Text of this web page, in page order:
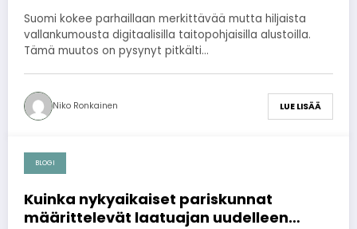
Suomi kokee parhaillaan merkittävää mutta hiljaista
vallankumousta digitaalisilla taitopohjaisilla alustoilla.
Tämä muutos on pysynyt pitkälti…
Niko Ronkainen LUE LISÄÄ
2026-07-27
BLOGI
Kuinka nykyaikaiset pariskunnat
määrittelevät laatuajan uudelleen